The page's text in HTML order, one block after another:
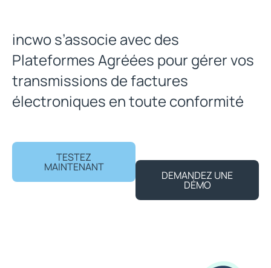
incwo s’associe avec des
Plateformes Agréées pour gérer vos
transmissions de factures
électroniques en toute conformité
TESTEZ
MAINTENANT
DEMANDEZ UNE
DÉMO